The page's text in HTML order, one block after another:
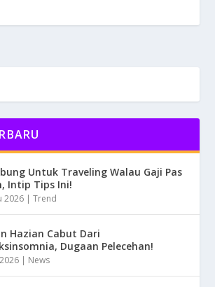
Untuk Traveling Walau Gaji Pas
Intip Tips Ini!
2026 |Trend
Hazian Cabut Dari
Dugaan Pelecehan!
| News